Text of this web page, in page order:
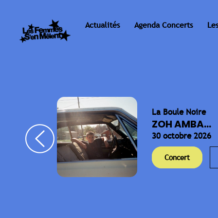
Actualités Agenda Concerts
La Boule Noire
ZOH AMBA...
30 octobre 2026
Concert